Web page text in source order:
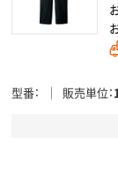
型番 販売単位